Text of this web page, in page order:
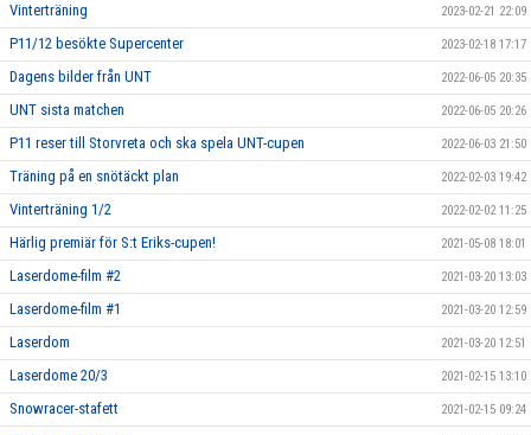
Vinterträning 2023-02-21 22:09
P11/12 besökte Supercenter 2023-02-18 17:17
Dagens bilder från UNT 2022-06-05 20:35
UNT sista matchen 2022-06-05 20:26
P11 reser till Storvreta och ska spela UNT-cupen 2022-06-03 21:50
Träning på en snötäckt plan 2022-02-03 19:42
Vinterträning 1/2 2022-02-02 11:25
Härlig premiär för S:t Eriks-cupen! 2021-05-08 18:01
Laserdome-film #2 2021-03-20 13:03
Laserdome-film #1 2021-03-20 12:59
Laserdom 2021-03-20 12:51
Laserdome 20/3 2021-02-15 13:10
Snowracer-stafett 2021-02-15 09:24